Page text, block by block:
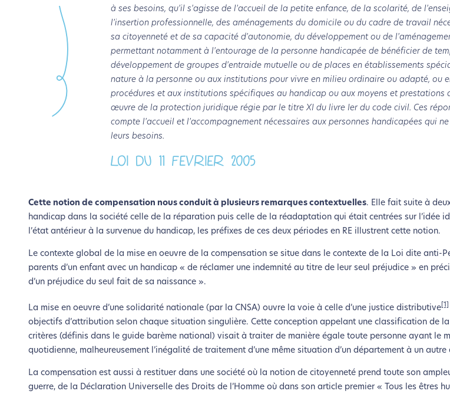
à ses besoins, qu'il s'agisse de l'accueil de la petite enfance, de la scolarité, de
l'insertion professionnelle, des aménagements du domicile ou du cadre de travail
sa citoyenneté et de sa capacité d'autonomie, du développement ou de
permettant notamment à l'entourage de la personne handicapée de bénéficier de
développement de groupes d'entraide mutuelle ou de places en établissements
nature à la personne ou aux institutions pour vivre en milieu ordinaire ou adapté, ou
procédures et aux institutions spécifiques au handicap ou aux moyens et prestations
œuvre de la protection juridique régie par le titre XI du livre Ier du code civil. Ces
compte l'accueil et l'accompagnement nécessaires aux personnes handicapées qui
leurs besoins.
LOI DU 11 FEVRIER 2005
Cette notion de compensation nous conduit à plusieurs remarques contextuelles. Elle fait suite à
handicap dans la société celle de la réparation puis celle de la réadaptation qui était centrées sur l’idée
l’état antérieur à la survenue du handicap, les préfixes de ces deux périodes en RE illustrent cette notion.
Le contexte global de la mise en oeuvre de la compensation se situe dans le contexte de la Loi dite anti-
parents d’un enfant avec un handicap « de réclamer une indemnité au titre de leur seul préjudice » en
d’un préjudice du seul fait de sa naissance ».
La mise en oeuvre d’une solidarité nationale (par la CNSA) ouvre la voie à celle d’une justice distributive [1]
objectifs d’attribution selon chaque situation singulière. Cette conception appelant une classification de
critères (définis dans le guide barème national) visait à traiter de manière égale toute personne ayant le
quotidienne, malheureusement l’inégalité de traitement d’une même situation d’un département à un
La compensation est aussi à restituer dans une société où la notion de citoyenneté prend toute son
guerre, de la Déclaration Universelle des Droits de l’Homme où dans son article premier « Tous les êtres